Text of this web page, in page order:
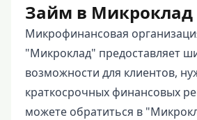
Займ в Микроклад
Микрофинансовая
"Микроклад" предоставляет
возможности для клиентов,
краткосрочных финансовых
можете обратиться в